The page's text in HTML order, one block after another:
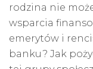
rodzina nie
wsparcia
emerytów i
banku? Jak